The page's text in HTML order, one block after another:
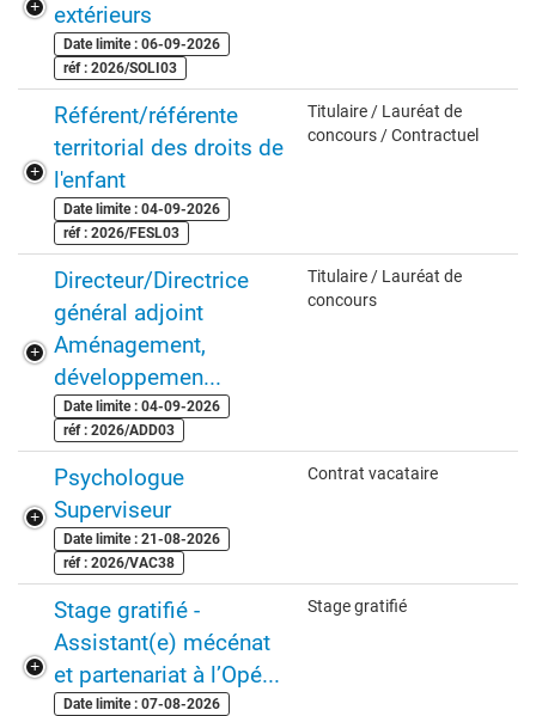
extérieurs
Date limite : 06-09-2026
réf : 2026/SOLI03
Référent/référente
territorial des droits de
l'enfant
Date limite : 04-09-2026
réf : 2026/FESL03
Titulaire / Lauréat de
concours / Contractuel
Directeur/Directrice
général adjoint
Aménagement,
développemen...
Date limite : 04-09-2026
réf : 2026/ADD03
Titulaire / Lauréat de
concours
Psychologue
Superviseur
Date limite : 21-08-2026
réf : 2026/VAC38
Contrat vacataire
Stage gratifié -
Assistant(e) mécénat
et partenariat à l’Opé...
Date limite : 07-08-2026
Stage gratifié